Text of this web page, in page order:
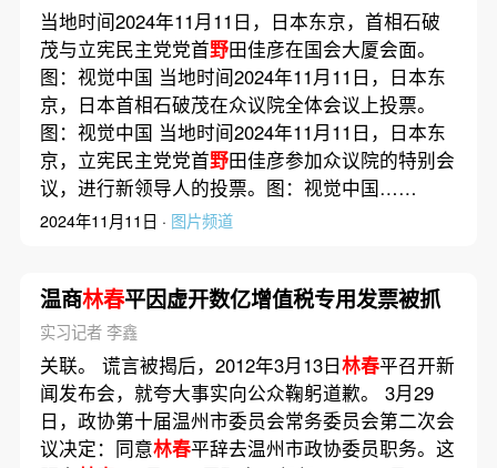
当地时间2024年11月11日，日本东京，首相石破
茂与立宪民主党党首野田佳彦在国会大厦会面。
图：视觉中国 当地时间2024年11月11日，日本东
京，日本首相石破茂在众议院全体会议上投票。
图：视觉中国 当地时间2024年11月11日，日本东
京，立宪民主党党首野田佳彦参加众议院的特别会
议，进行新领导人的投票。图：视觉中国……
2024年11月11日 · 图片频道
温商林春平因虚开数亿增值税专用发票被抓
实习记者 李鑫
关联。 谎言被揭后，2012年3月13日林春平召开新
闻发布会，就夸大事实向公众鞠躬道歉。 3月29
日，政协第十届温州市委员会常务委员会第二次会
议决定：同意林春平辞去温州市政协委员职务。这